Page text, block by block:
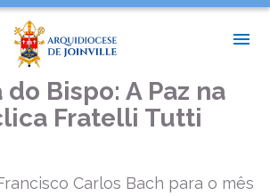
A PAZ NA ENCÍCLICA FRATELLI TUTTI
do Bispo: A Paz na
Fratelli Tutti
Carlos Bach para o mês